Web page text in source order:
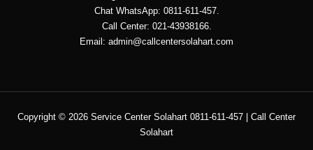
Chat WhatsApp: 0811-611-457.
Call Center: 021-43938166.
Email: admin@callcentersolahart.com
Copyright © 2026 Service Center Solahart 0811-611-457 | Call Center
Solahart